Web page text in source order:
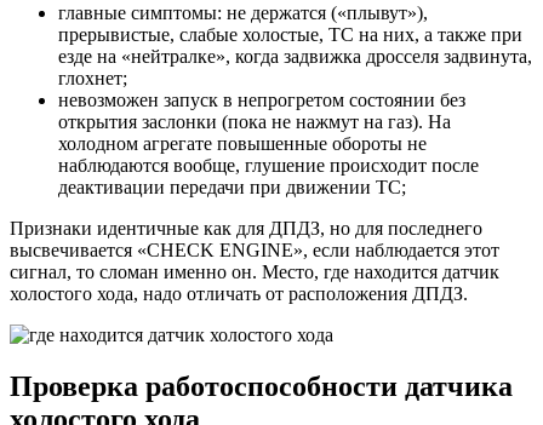
главные симптомы: не держатся («плывут»),
прерывистые, слабые холостые, ТС на них, а также при
езде на «нейтралке», когда задвижка дросселя задвинута,
глохнет;
невозможен запуск в непрогретом состоянии без
открытия заслонки (пока не нажмут на газ). На
холодном агрегате повышенные обороты не
наблюдаются вообще, глушение происходит после
деактивации передачи при движении ТС;
Признаки идентичные как для ДПДЗ, но для последнего
высвечивается «CHECK ENGINE», если наблюдается этот
сигнал, то сломан именно он. Место, где находится датчик
холостого хода, надо отличать от расположения ДПДЗ.
Проверка работоспособности датчика
холостого хода